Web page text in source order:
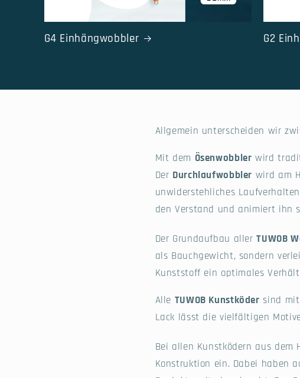
G4 Einhängwobbler G2
Allgemein unterscheiden wir
Mit dem Ösenwobbler wird
Der Durchlaufwobbler wird am
unwiderstehliches
den Verstand und animiert ihn
Der Grundaufbau allerTUWOB
als Bauchgewicht, sondern
Kunststoff ein optimales
Alle TUWOB Kunstköder sind
Lack lässt die vielfältigen
Bei allen Kunstködern aus dem
Konstruktion ein. Dabei haben